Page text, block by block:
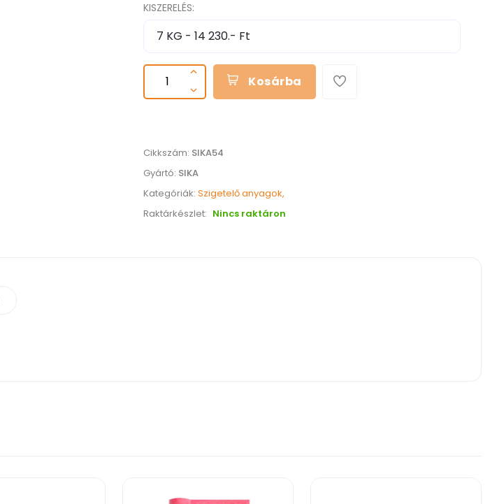
KISZERELÉS:
Kosárba
Cikkszám: SIKA54
Gyártó: SIKA
Kategóriák:Szigetelő anyagok,
Raktárkészlet: Nincs raktáron